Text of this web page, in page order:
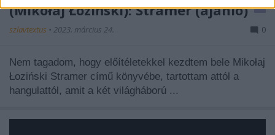
(Mikołaj Łoziński): Stramer (ajánló)
szlavtextus • 2023. március 24. 0
Nem tagadom, hogy előítéletekkel kezdtem bele Mikołaj
Łoziński Stramer című könyvébe, tartottam attól a
hangulattól, amit a két világháború ...